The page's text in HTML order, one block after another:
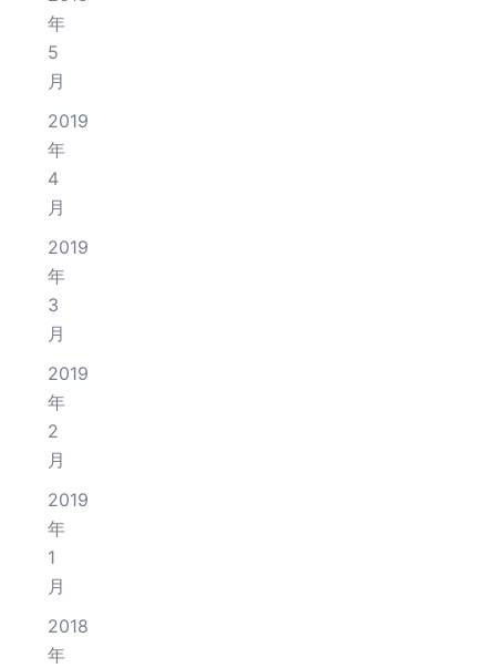
年
5
月
2019
年
4
月
2019
年
3
月
2019
年
2
月
2019
年
1
月
2018
年